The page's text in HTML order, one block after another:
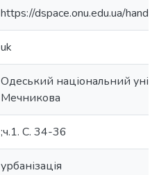
https://dspace.onu.edu.ua/
uk
Одеський національний
Мечникова
;ч.1. С. 34-36
урбанізація